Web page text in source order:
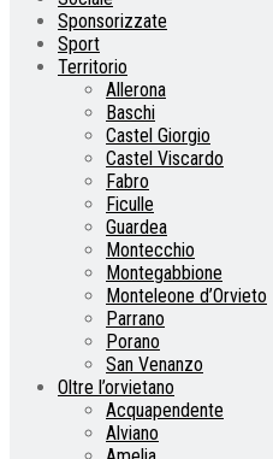
Sponsorizzate
Sport
Territorio
Allerona
Baschi
Castel Giorgio
Castel Viscardo
Fabro
Ficulle
Guardea
Montecchio
Montegabbione
Monteleone d’Orvieto
Parrano
Porano
San Venanzo
Oltre l’orvietano
Acquapendente
Alviano